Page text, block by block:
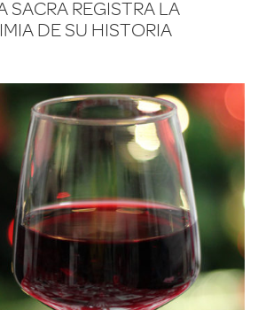
SACRA REGISTRA LA
DE SU HISTORIA